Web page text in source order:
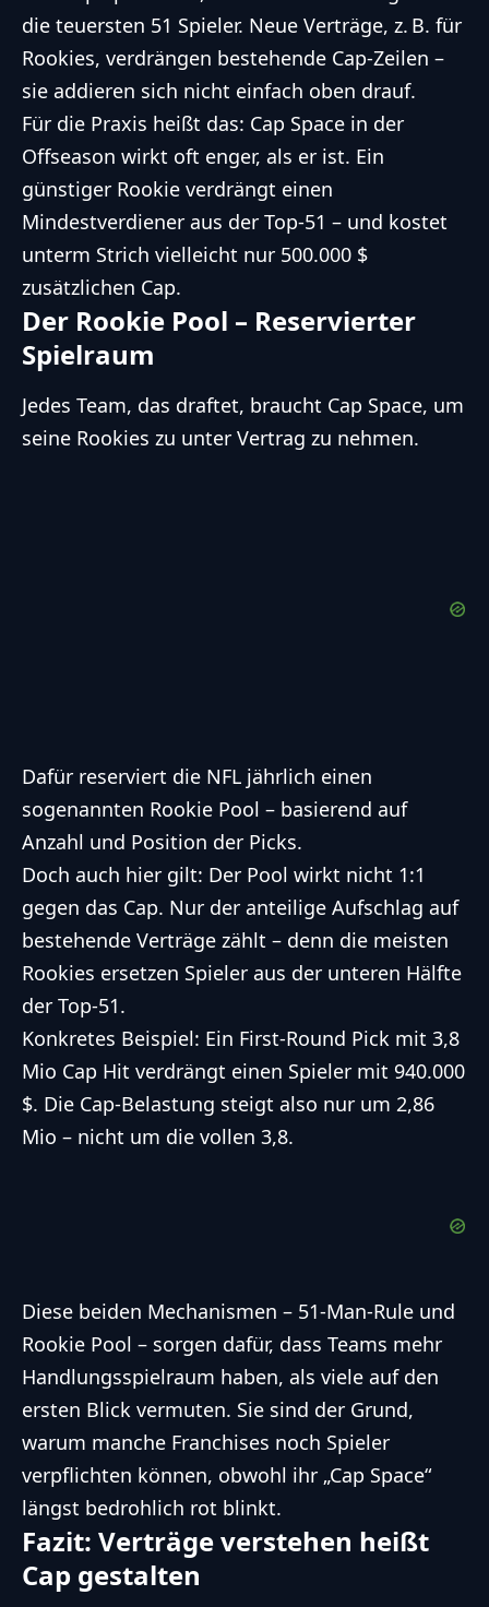
die teuersten 51 Spieler. Neue Verträge, z. B. für
Rookies, verdrängen bestehende Cap-Zeilen –
sie addieren sich nicht einfach oben drauf.
Für die Praxis heißt das: Cap Space in der
Offseason wirkt oft enger, als er ist. Ein
günstiger Rookie verdrängt einen
Mindestverdiener aus der Top-51 – und kostet
unterm Strich vielleicht nur 500.000 $
zusätzlichen Cap.
Der Rookie Pool – Reservierter
Spielraum
Jedes Team, das draftet, braucht Cap Space, um
seine Rookies zu unter Vertrag zu nehmen.
Dafür reserviert die NFL jährlich einen
sogenannten Rookie Pool – basierend auf
Anzahl und Position der Picks.
Doch auch hier gilt: Der Pool wirkt nicht 1:1
gegen das Cap. Nur der anteilige Aufschlag auf
bestehende Verträge zählt – denn die meisten
Rookies ersetzen Spieler aus der unteren Hälfte
der Top-51.
Konkretes Beispiel: Ein First-Round Pick mit 3,8
Mio Cap Hit verdrängt einen Spieler mit 940.000
$. Die Cap-Belastung steigt also nur um 2,86
Mio – nicht um die vollen 3,8.
Diese beiden Mechanismen – 51-Man-Rule und
Rookie Pool – sorgen dafür, dass Teams mehr
Handlungsspielraum haben, als viele auf den
ersten Blick vermuten. Sie sind der Grund,
warum manche Franchises noch Spieler
verpflichten können, obwohl ihr „Cap Space“
längst bedrohlich rot blinkt.
Fazit: Verträge verstehen heißt
Cap gestalten